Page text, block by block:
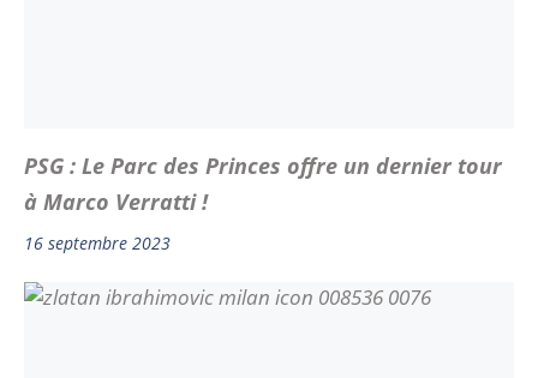
PSG : Le Parc des Princes offre un dernier tour
à Marco Verratti !
16 septembre 2023